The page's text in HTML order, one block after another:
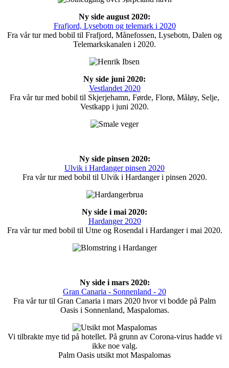
Ny side august 2020:
Frafjord, Lysebotn og telemark i 2020
Fra vår tur med bobil til Frafjord, Månefossen, Lysebotn, Dalen og
Telemarkskanalen i 2020.
Ny side juni 2020:
Vestlandet 2020
Fra vår tur med bobil til Skjerjehamn, Førde, Florø, Måløy, Selje,
Vestkapp i juni 2020.
Ny side pinsen 2020:
Ulvik i Hardanger pinsen 2020
Fra vår tur med bobil til Ulvik i Hardanger i pinsen 2020.
Ny side i mai 2020:
Hardanger 2020
Fra vår tur med bobil til Utne og Rosendal i Hardanger i mai 2020.
Ny side i mars 2020:
Gran Canaria - Sonnenland - 20
Fra vår tur til Gran Canaria i mars 2020 hvor vi bodde på Palm
Oasis i Sonnenland, Maspalomas.
Vi tilbrakte mye tid på hotellet. På grunn av Corona-virus hadde vi
ikke noe valg.
Palm Oasis utsikt mot Maspalomas